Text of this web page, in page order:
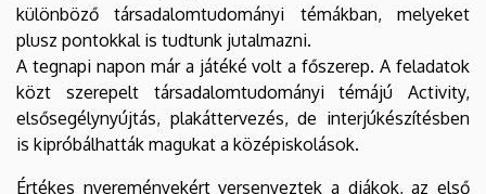
különböző társadalomtudományi témákban, melyeket
plusz pontokkal is tudtunk jutalmazni.
A tegnapi napon már a játéké volt a főszerep. A feladatok
közt szerepelt társadalomtudományi témájú Activity,
elsősegélynyújtás, plakáttervezés, de interjúkészítésben
is kipróbálhatták magukat a középiskolások.
Értékes nyereményekért versenyeztek a diákok, az első